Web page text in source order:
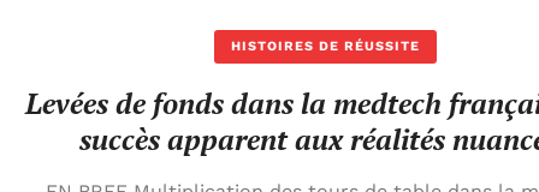
HISTOIRES DE RÉUSSITE
Levées de fonds dans la medtech
succès apparent aux réalités